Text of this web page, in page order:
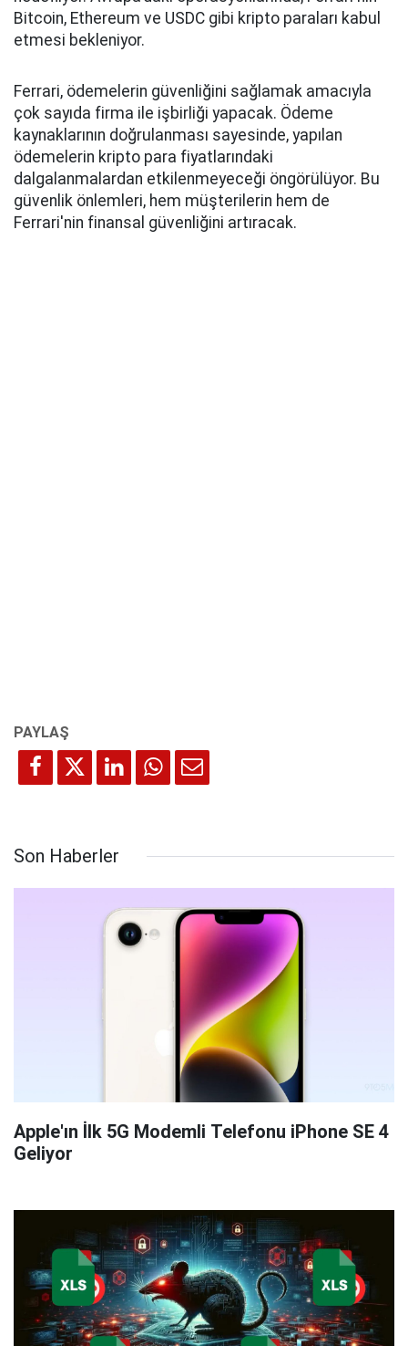
Bitcoin, Ethereum ve USDC gibi kripto paraları kabul
etmesi bekleniyor.
Ferrari, ödemelerin güvenliğini sağlamak amacıyla
çok sayıda firma ile işbirliği yapacak. Ödeme
kaynaklarının doğrulanması sayesinde, yapılan
ödemelerin kripto para fiyatlarındaki
dalgalanmalardan etkilenmeyeceği öngörülüyor. Bu
güvenlik önlemleri, hem müşterilerin hem de
Ferrari'nin finansal güvenliğini artıracak.
Son Haberler
Apple'ın İlk 5G Modemli Telefonu iPhone SE 4
Geliyor